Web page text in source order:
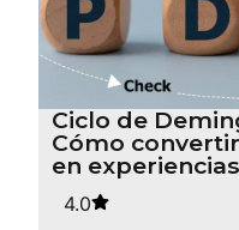
Ciclo de
Cómo
en
4.0